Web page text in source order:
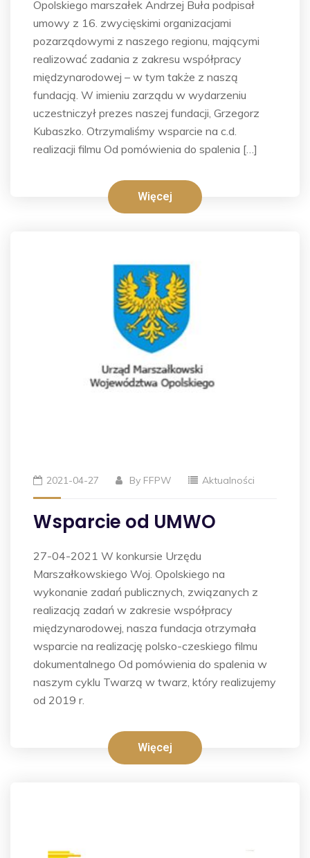
Opolskiego marszałek Andrzej Buła podpisał
umowy z 16. zwycięskimi organizacjami
pozarządowymi z naszego regionu, mającymi
realizować zadania z zakresu współpracy
międzynarodowej – w tym także z naszą
fundacją. W imieniu zarządu w wydarzeniu
uczestniczył prezes naszej fundacji, Grzegorz
Kubaszko. Otrzymaliśmy wsparcie na c.d.
realizacji filmu Od pomówienia do spalenia […]
Więcej
2021-04-27 By FFPW Aktualności
Wsparcie od UMWO
27-04-2021 W konkursie Urzędu
Marszałkowskiego Woj. Opolskiego na
wykonanie zadań publicznych, związanych z
realizacją zadań w zakresie współpracy
międzynarodowej, nasza fundacja otrzymała
wsparcie na realizację polsko-czeskiego filmu
dokumentalnego Od pomówienia do spalenia w
naszym cyklu Twarzą w twarz, który realizujemy
od 2019 r.
Więcej